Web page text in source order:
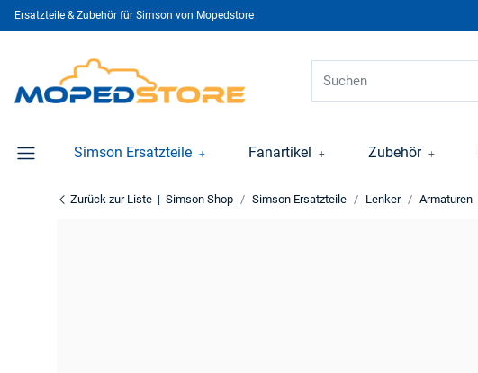
Ersatzteile & Zubehör für Simson von Mopedstore
Simson Ersatzteile Fanartikel Zubehör
Zurück zur Liste Simson Shop Simson Ersatzteile Lenker Armaturen